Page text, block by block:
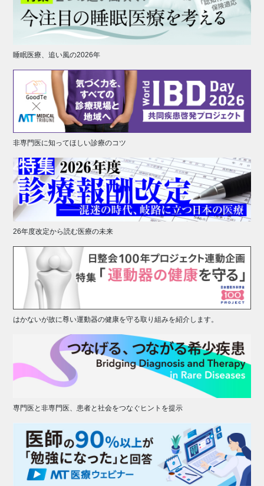
睡眠医療、追い風の2026年
非専門医に知ってほしい診療のコツ
26年度改定から読む医療の未来
はかないが故に尊い運動器の健康を守る取り組みを紹介します。
専門医と非専門医、患者と社会をつなぐヒントを提示